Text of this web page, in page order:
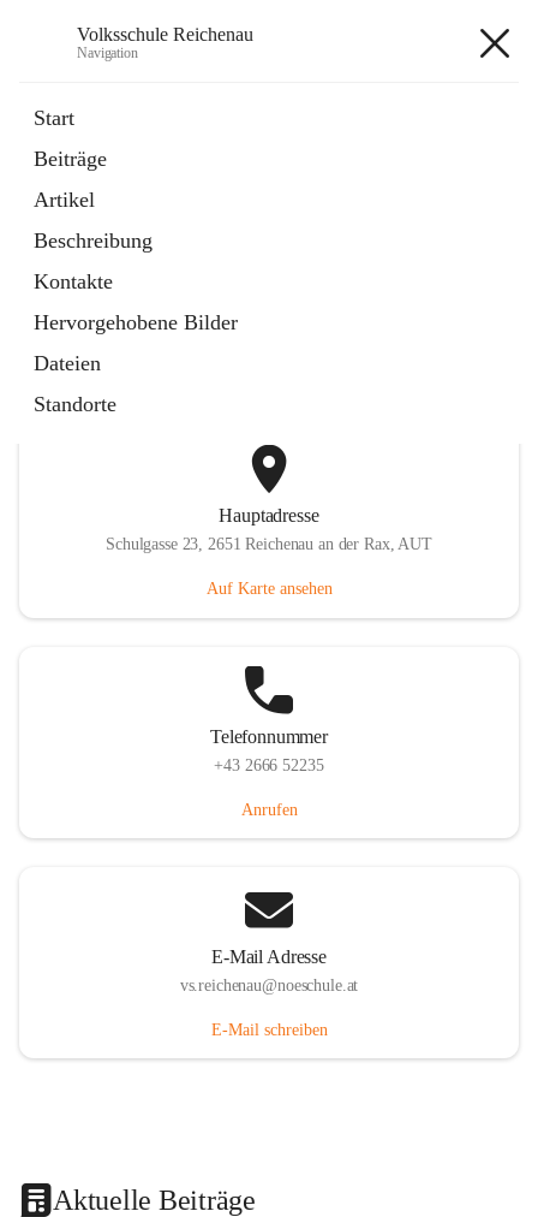
Volksschule Reichenau
Navigation
Start
Beiträge
Artikel
Beschreibung
Kontakte
Hervorgehobene Bilder
Dateien
Standorte
Externe Webseite
in
Tab
Toni Klix Maustraining
Externe Webseite
öffnet
in
neuem
Tab
Hauptadresse
Schulgasse 23, 2651 Reichenau an der Rax, AUT
Auf Karte ansehen
Telefonnummer
+43 2666 52235
Anrufen
E-Mail Adresse
vs.reichenau@noeschule.at
E-Mail schreiben
Aktuelle Beiträge